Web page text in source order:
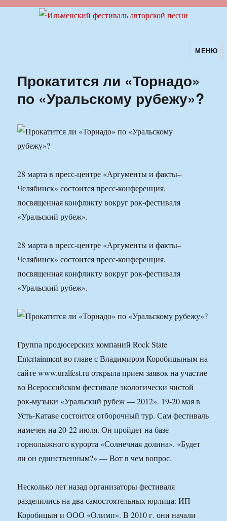
Ильменский фестиваль авторскойМЕНЮ
Прокатится ли «Торнадо»
по «Уральскому рубежу»?
28 марта в пресс-центре «Аргументы и факты–
Челябинск» состоится пресс-конференция,
посвященная конфликту вокруг рок-фестиваля
«Уральский рубеж».
28 марта в пресс-центре «Аргументы и факты–
Челябинск» состоится пресс-конференция,
посвященная конфликту вокруг рок-фестиваля
«Уральский рубеж».
Группа продюсерских компаний Rock State
Entertainment во главе с Владимиром Коробицыным на
сайте www.uralfest.ru открыла прием заявок на участие
во Всероссийском фестивале экологически чистой
рок-музыки «Уральский рубеж — 2012». 19-20 мая в
Усть-Катаве состоится отборочный тур. Сам фестиваль
намечен на 20-22 июля. Он пройдет на базе
горнолыжного курорта «Солнечная долина». «Будет
ли он единственным?» — Вот в чем вопрос.
Несколько лет назад организаторы фестиваля
разделились на два самостоятельных юрлица: ИП
Коробицын и ООО «Олимп». В 2010 г. они начали